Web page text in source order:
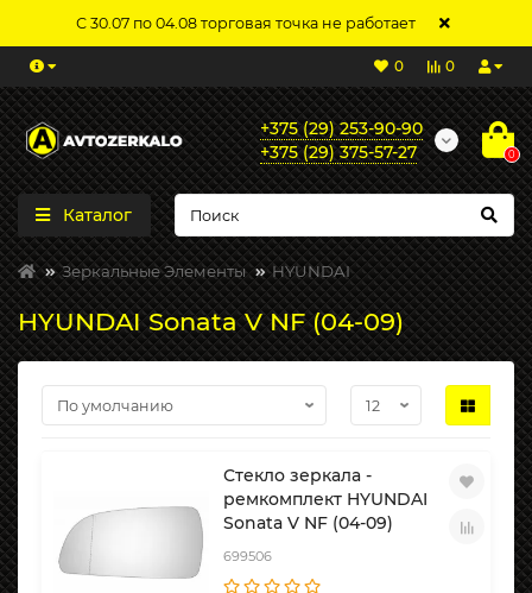
С 30.07 по 04.08 торговая точка не работает
0
0
+375 (29) 253-90-90
+375 (29) 375-57-27
0
Каталог
Зеркальные Элементы HYUNDAI
HYUNDAI Sonata V NF (04-09)
Стекло зеркала -
ремкомплект HYUNDAI
Sonata V NF (04-09)
699506